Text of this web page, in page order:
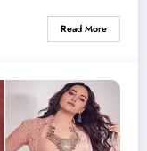
Read More